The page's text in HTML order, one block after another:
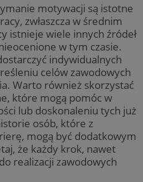
motywacji są istotne
zwłaszcza w średnim
istnieje wiele innych źródeł
w tym czasie.
indywidualnych
celów zawodowych
Warto również skorzystać
które mogą pomóc w
lub doskonaleniu tych już
osób, które z
mogą być dodatkowym
że każdy krok, nawet
realizacji zawodowych